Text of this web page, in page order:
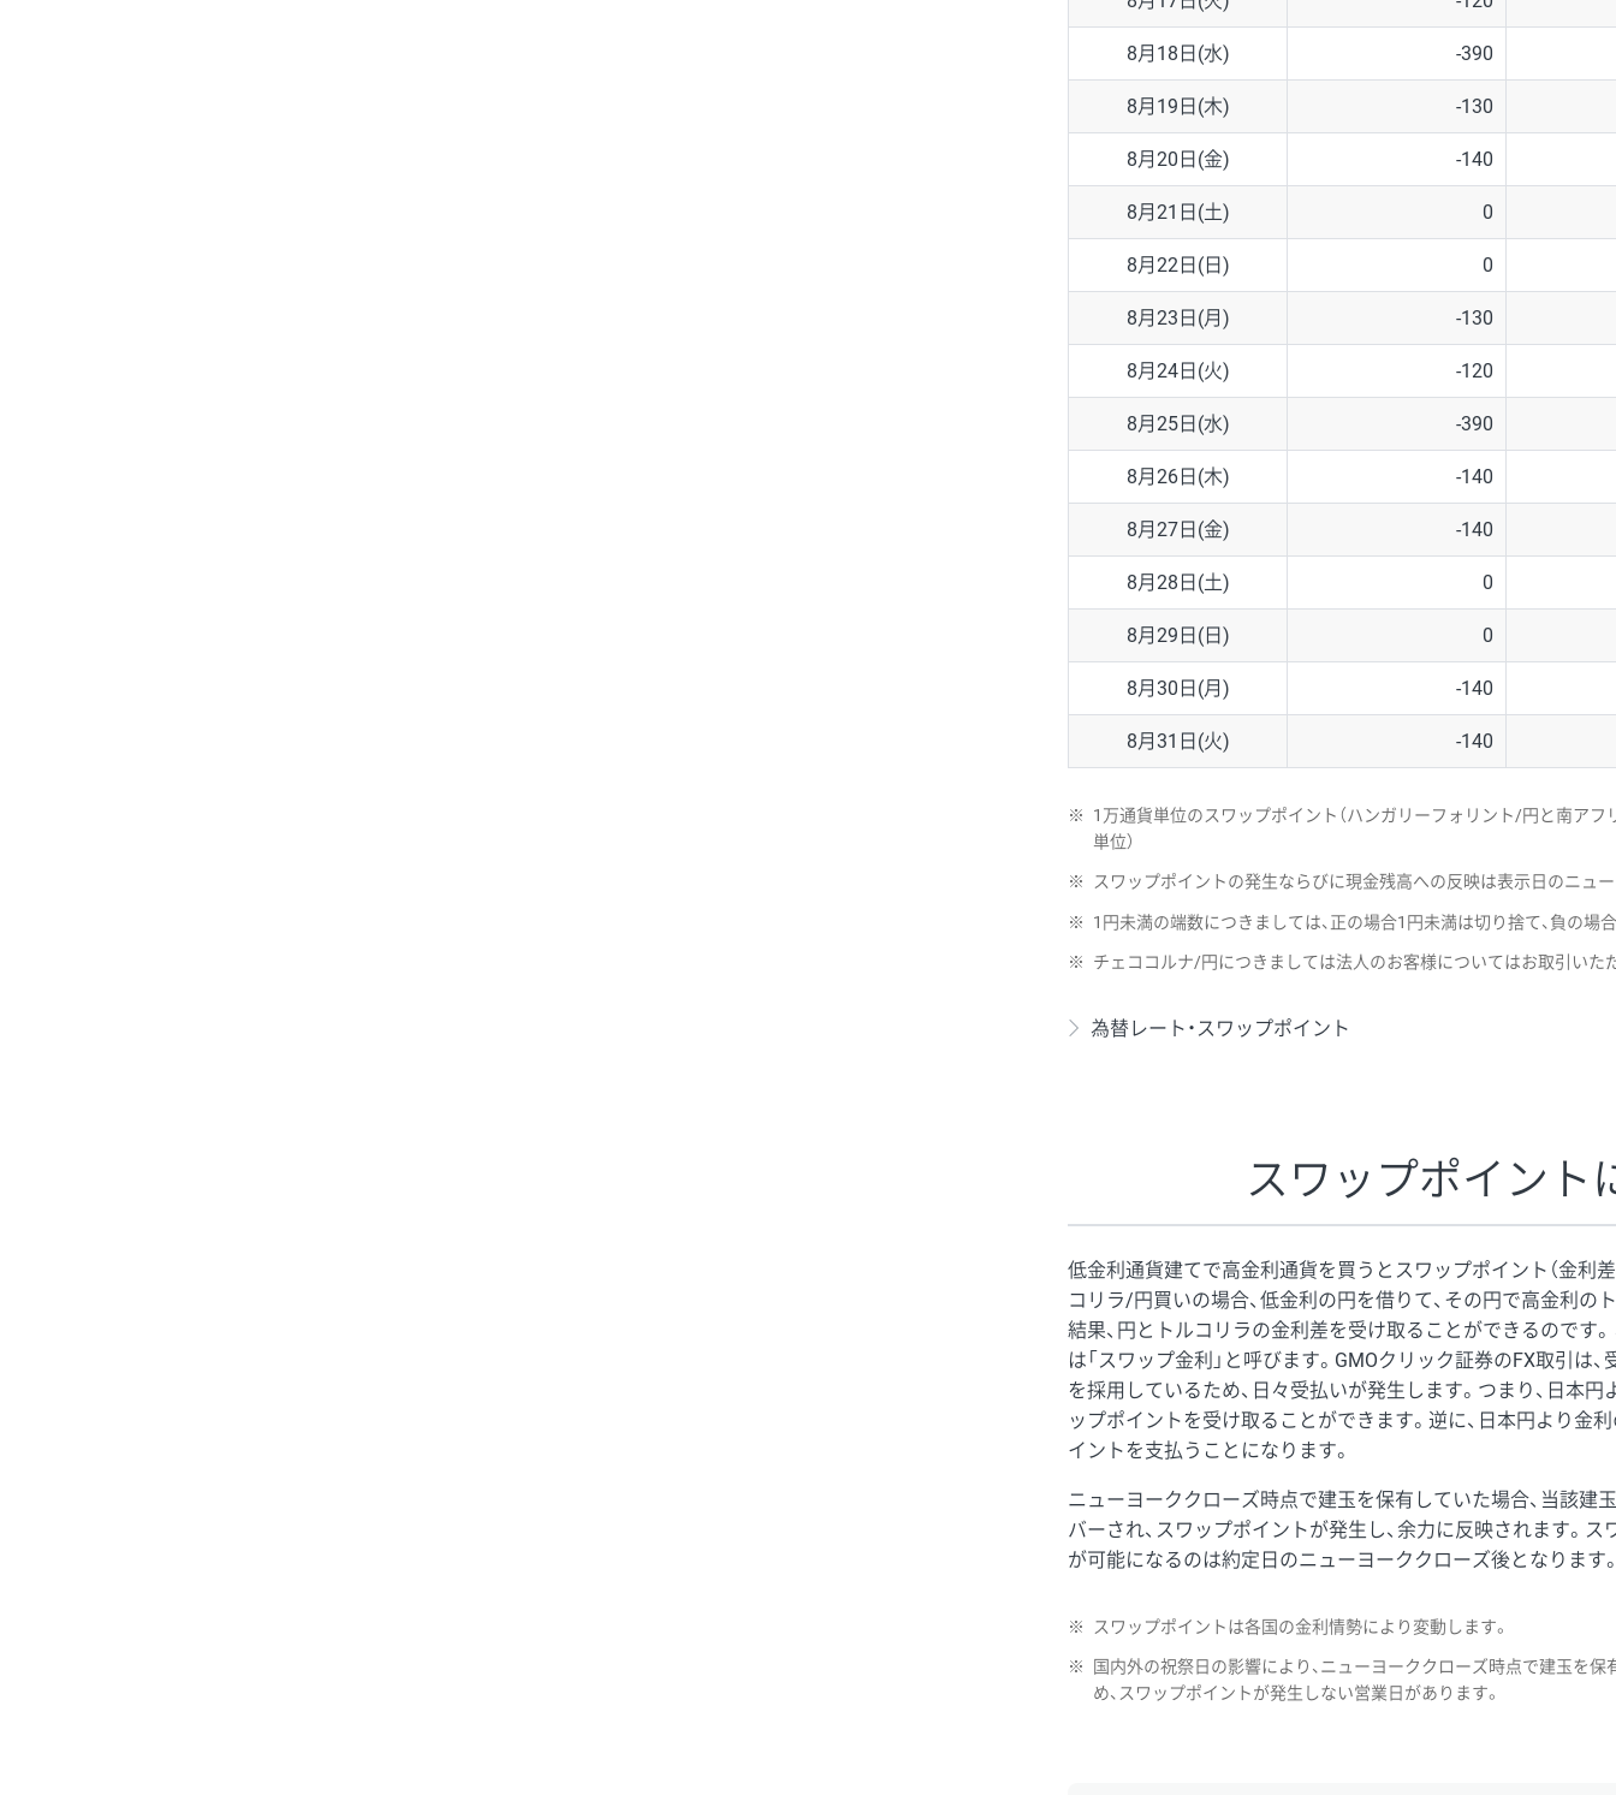
8月18日(水) -390
8月19日(木) -130
8月20日(金) -140
8月21日(土) 0
8月22日(日) 0
8月23日(月) -130
8月24日(火) -120
8月25日(水) -390
8月26日(木) -140
8月27日(金) -140
8月28日(土) 0
8月29日(日) 0
8月30日(月) -140
8月31日(火) -140
※
1万通貨単位のスワップポイント（ハンガリーフォリント/円と南ア
単位）
※ スワップポイントの発生ならびに現金残高への反映は表示日のニュ
※ 1円未満の端数につきましては、正の場合1円未満は切り捨て、負の場
※ チェココルナ/円につきましては法人のお客様についてはお取引いた
為替レート・スワップポイント
スワップポイント
低金利通貨建てで高金利通貨を買うとスワップポイント（金利
コリラ/円買いの場合、低金利の円を借りて、その円で高金利の
結果、円とトルコリラの金利差を受け取ることができるのです
は「スワップ金利」と呼びます。GMOクリック証券のFX取引は
を採用しているため、日々受払いが発生します。つまり、日本
ップポイントを受け取ることができます。逆に、日本円より金
イントを支払うことになります。
ニューヨーククローズ時点で建玉を保有していた場合、当該建
バーされ、スワップポイントが発生し、余力に反映されます。
が可能になるのは約定日のニューヨーククローズ後となります
※ スワップポイントは各国の金利情勢により変動します。
※
国内外の祝祭日の影響により、ニューヨーククローズ時点で建玉を
め、スワップポイントが発生しない営業日があります。